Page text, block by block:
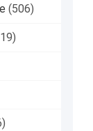
(506)